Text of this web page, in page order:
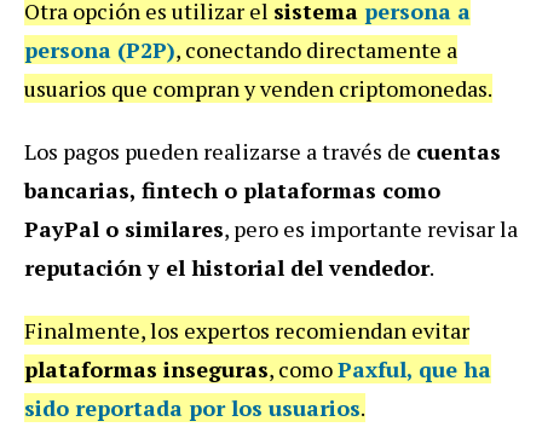
Otra opción es utilizar el sistema persona a
persona (P2P), conectando directamente a
usuarios que compran y venden criptomonedas.
Los pagos pueden realizarse a través de cuentas
bancarias, fintech o plataformas como
PayPal o similares, pero es importante revisar la
reputación y el historial del vendedor.
Finalmente, los expertos recomiendan evitar
plataformas inseguras, comoPaxful, que ha
sido reportada por los usuarios.